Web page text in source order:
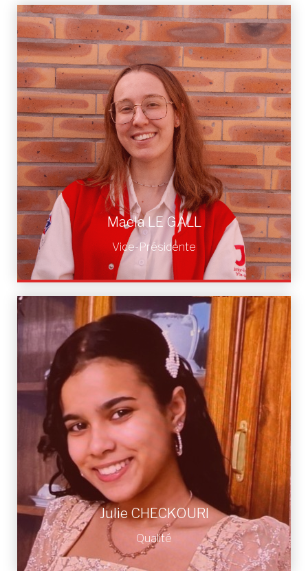
Maela LE GALL
Vice-Présidente
Maela LE GALL
Vice-présidente
Julie CHECKOURI
Qualité
Julie CHECKOURI
Qualité